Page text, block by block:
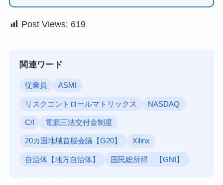
Post Views: 619
関連ワード
従業員 ASMI
リスクコントロールマトリックス NASDAQ
C/I 電源三法交付金制度
20カ国地域首脳会議【G20】 Xilinx
自治体【地方自治体】 国民総所得 【GNI】